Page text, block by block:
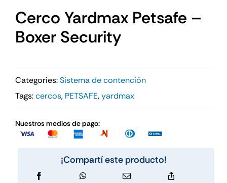
Cerco Yardmax Petsafe –
Boxer Security
Categories:Sistema de contención
Tags:cercos, PETSAFE,yardmax
Nuestros medios de pago:
¡Compartí este producto!